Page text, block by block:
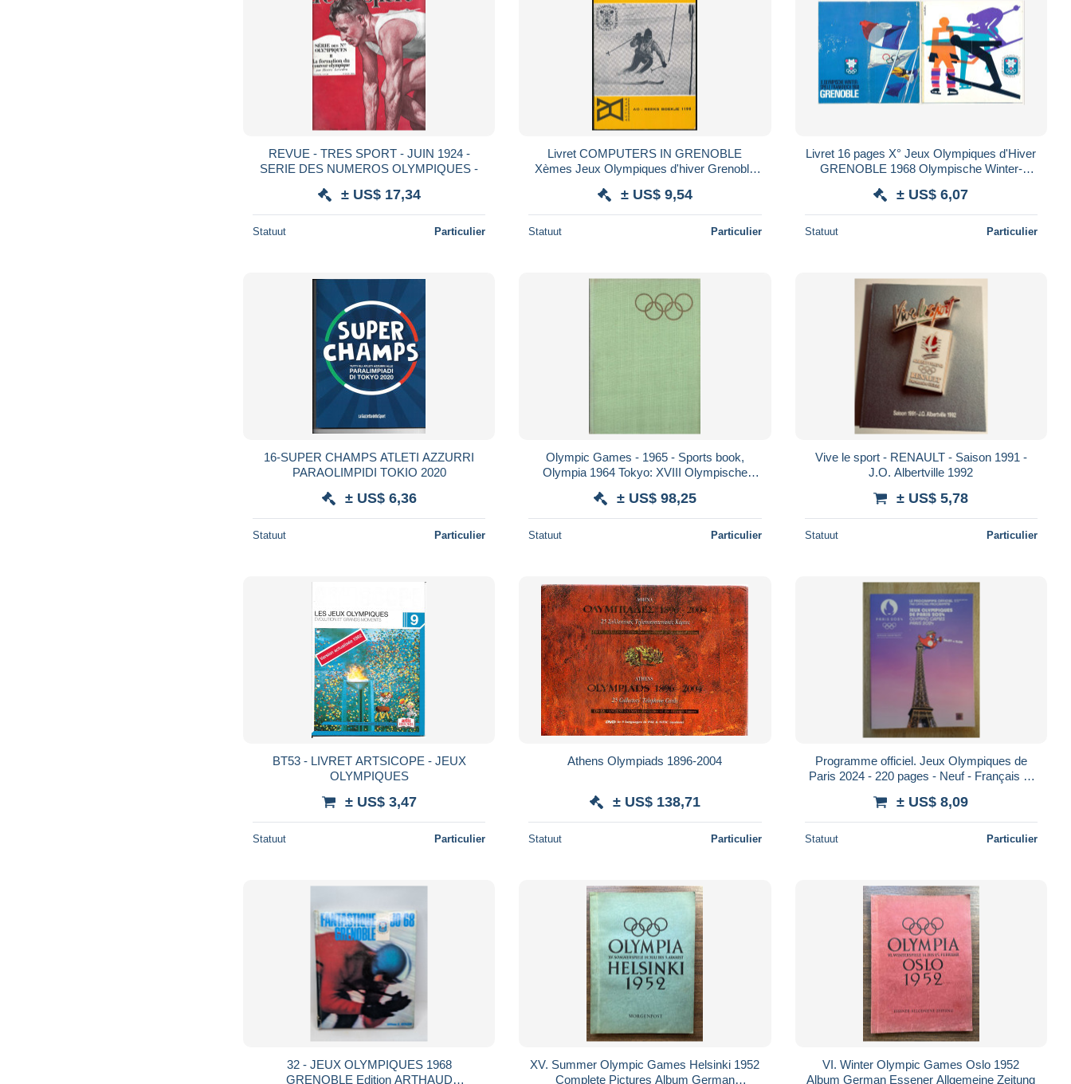
REVUE - TRES SPORT - JUIN 1924 -
SERIE DES NUMEROS OLYMPIQUES -
± US$ 17,34
Statuut Particulier
Livret COMPUTERS IN GRENOBLE
Xèmes Jeux Olympiques d'hiver Grenoble
± US$ 9,54
Statuut Particulier
Livret 16 pages X° Jeux Olympiques d'Hiver
GRENOBLE 1968 Olympische Winter-
± US$ 6,07
Statuut Particulier
16-SUPER CHAMPS ATLETI AZZURRI
PARAOLIMPIDI TOKIO 2020
± US$ 6,36
Statuut Particulier
Olympic Games - 1965 - Sports book,
Olympia 1964 Tokyo: XVIII Olympische
Tokyo: XVI
± US$ 98,25
Statuut Particulier
Vive le sport - RENAULT - Saison 1991 -
J.O. Albertville 1992
± US$ 5,78
Statuut Particulier
BT53 - LIVRET ARTSICOPE - JEUX
OLYMPIQUES
± US$ 3,47
Statuut Particulier
Athens Olympiads 1896-2004
± US$ 138,71
Statuut Particulier
Programme officiel. Jeux Olympiques de
Paris 2024 - 220 pages - Neuf - Français et
± US$ 8,09
Statuut Particulier
32 - JEUX OLYMPIQUES 1968
GRENOBLE Edition ARTHAUD
XV. Summer Olympic Games Helsinki 1952
Complete Pictures Album German
VI. Winter Olympic Games Oslo 1952
Album German Essener Allgemeine Zeitung